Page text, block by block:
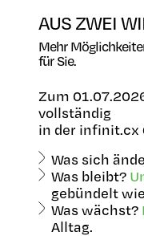
AUS ZWEI
Mehr
für Sie.
Zum
vollständig
in der infinit.cx
Was sich
Was bleibt?
gebündelt
Was wächst?
Alltag.